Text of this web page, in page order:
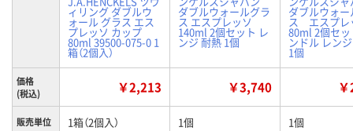
ィリング ダブルウ
ォール グラス エス
プレッソ カップ
80ml 39500-075-0 1
箱（2個入）
ダブルウォールグラ
ス エスプレッソ
140ml 2個セット レ
ンジ 耐熱 1個
ダブルウォ
ス エスプレ
80ml 2個セッ
ンドル レン
1個
価格
(税込)
￥2,213 ￥3,740
販売単位 1箱（2個入） 1個 1個